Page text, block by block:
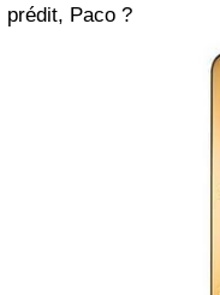
prédit, Paco ?